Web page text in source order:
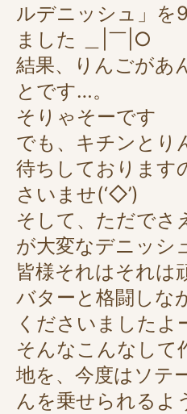
ルデニッシュ」を
ました ＿|￣|○
結果、りんごがあ
とです…。
そりゃそーです
でも、キチンとり
待ちしております
さいませ(‘◇’)ゞ
そして、ただでさ
が大変なデニッシ
皆様それはそれは
バターと格闘しな
くださいました
そんなこんなして
地を、今度はソテ
んを乗せられるよ